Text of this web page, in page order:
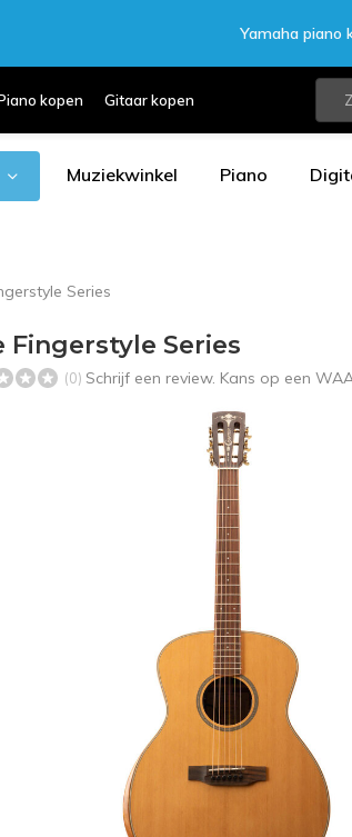
kopen Gitaar kopen
Yamaha piano
Muziekwinkel Piano
Series
Fingerstyle Series
(0) Schrijf een review. Kans op een